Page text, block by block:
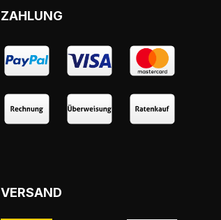
ZAHLUNG
VERSAND